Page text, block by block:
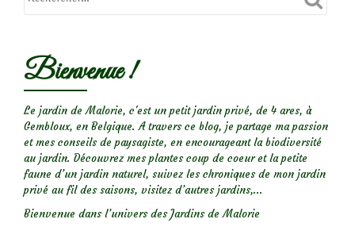
Bienvenue !
Le jardin de Malorie, c'est un petit jardin privé, de 4 ares, à
Gembloux, en Belgique. A travers ce blog, je partage ma passion
et mes conseils de paysagiste, en encourageant la biodiversité
au jardin. Découvrez mes plantes coup de coeur et la petite
faune d’un jardin naturel, suivez les chroniques de mon jardin
privé au fil des saisons, visitez d’autres jardins,...
Bienvenue dans l’univers des Jardins de Malorie